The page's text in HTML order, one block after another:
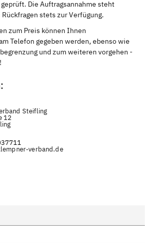
Die Auftragsannahme steht
stets zur Verfügung.
zum Preis können Ihnen
Telefon gegeben werden, ebenso wie
und zum weiteren vorgehen -
Steifling
12